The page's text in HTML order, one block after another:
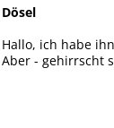
Dösel
Hallo, ich habe
Aber - gehirrscht